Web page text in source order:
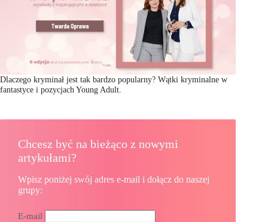
Dlaczego kryminał jest tak bardzo popularny? Wątki kryminalne w
fantastyce i pozycjach Young Adult.
Chcesz być na bieżąco z nowymi
artykułami?
Wpisz poniżej swój adres e-mail i dołącz do naszej
grupy:
E-mail